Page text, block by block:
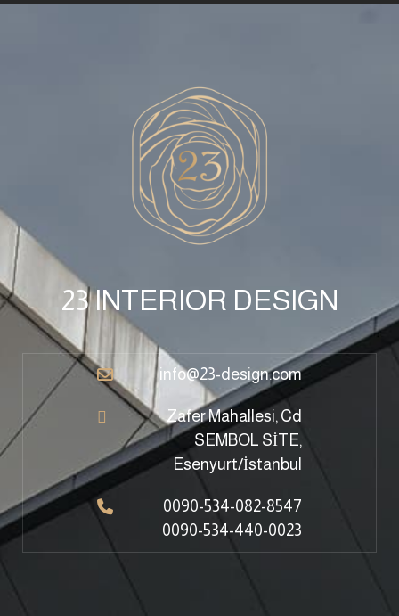
23 INTERIOR DESIGN
info@23-design.com
0090-534-082-8547
0090-534-440-0023
Zafer Mahallesi, Cd
SEMBOL SİTE,
Esenyurt/İstanbul